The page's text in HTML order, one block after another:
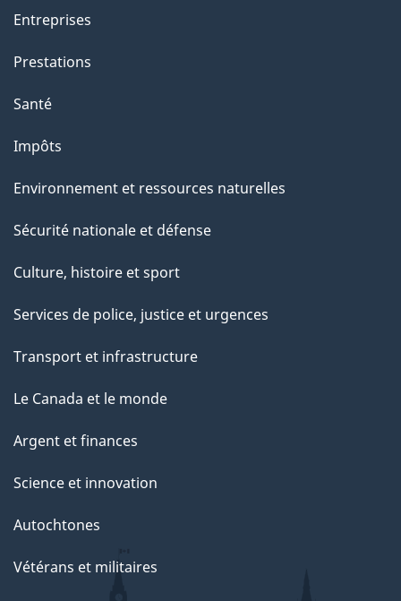
a
g
Entreprises
Prestations
Santé
Impôts
Environnement et ressources naturelles
Sécurité nationale et défense
Culture, histoire et sport
Services de police, justice et urgences
Transport et infrastructure
Le Canada et le monde
Argent et finances
Science et innovation
Autochtones
Vétérans et militaires